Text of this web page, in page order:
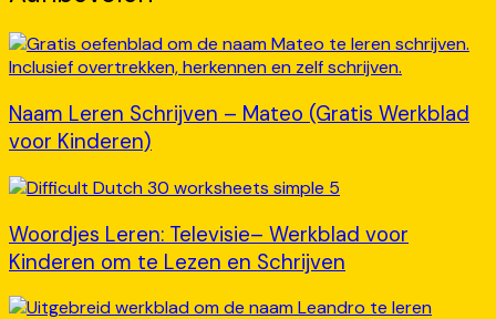
Naam Leren Schrijven – Mateo (Gratis Werkblad
voor Kinderen)
Woordjes Leren: Televisie– Werkblad voor
Kinderen om te Lezen en Schrijven